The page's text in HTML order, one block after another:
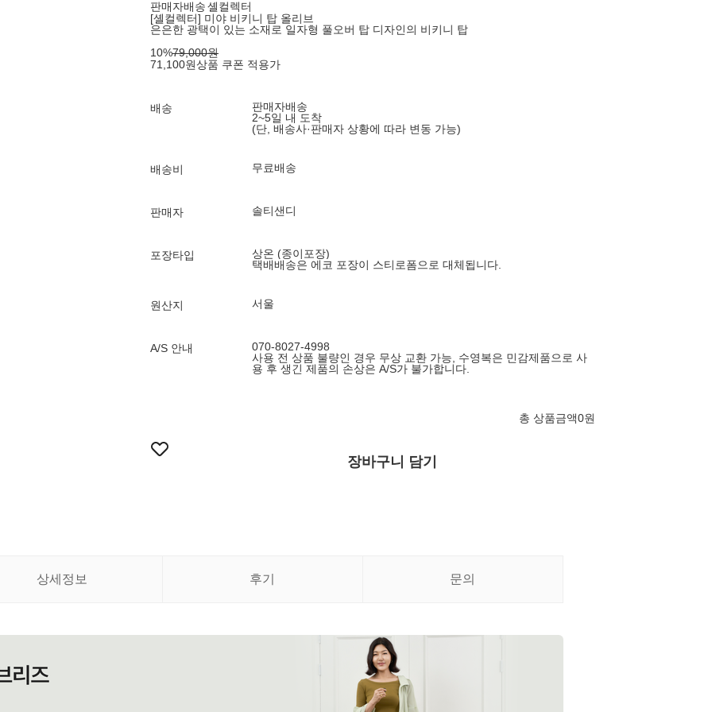
판매자배송셸컬렉터
[셸컬렉터] 미야 비키니 탑 올리브
은은한 광택이 있는 소재로 일자형 풀오버 탑 디자인의 비키니 탑
10%79,000원
71,100원상품 쿠폰 적용가
배송
판매자배송
2~5일 내 도착
(단, 배송사·판매자 상황에 따라 변동 가능)
배송비 무료배송
판매자 솔티샌디
포장타입
상온 (종이포장)
택배배송은 에코 포장이 스티로폼으로 대체됩니다.
원산지 서울
A/S 안내
070-8027-4998
사용 전 상품 불량인 경우 무상 교환 가능, 수영복은 민감제품으로 사
용 후 생긴 제품의 손상은 A/S가 불가합니다.
총 상품금액0원
장바구니 담기
상세정보 후기 문의